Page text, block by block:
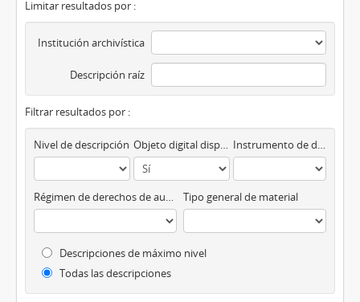
Limitar resultados por :
Institución archivística
Descripción raíz
Filtrar resultados por :
Nivel de descripción Objeto digital disponibles Instrumento de descripción
Régimen de derechos de autor Tipo general de material
Descripciones de máximo nivel
Todas las descripciones